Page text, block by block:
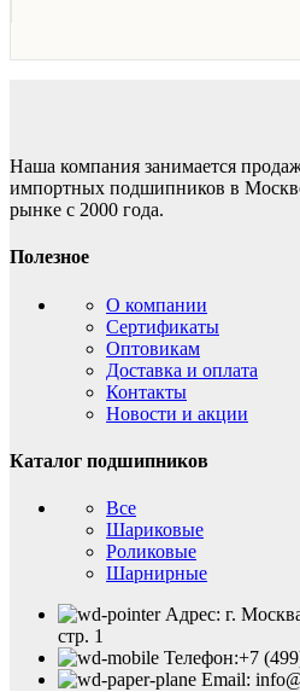
Наша компания занимается
импортных подшипников в
рынке с 2000 года.
Полезное
О компании
Сертификаты
Оптовикам
Доставка и оплата
Контакты
Новости и акции
Каталог подшипников
Все
Шариковые
Роликовые
Шарнирные
Адрес: г.
стр. 1
Телефон:+7
Email: